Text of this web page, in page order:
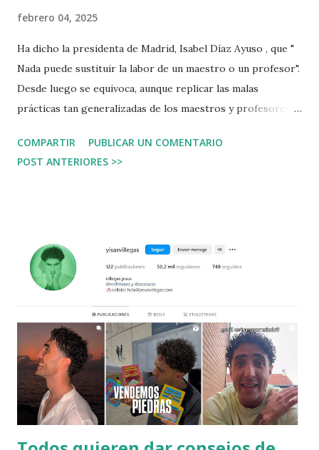
febrero 04, 2025
Ha dicho la presidenta de Madrid, Isabel Díaz Ayuso , que "
Nada puede sustituir la labor de un maestro o un profesor".
Desde luego se equivoca, aunque replicar las malas
prácticas tan generalizadas de los maestros y profesores
creamos robots para enseñar, dudo que los hagamos con
"mala leche", que si el estudiante se queja entonces lo
una respuesta toda como mala si el estudiante olvidó un
acento... en fin. Al final va a tener razón la presidenta, nada
puede sustituir a un maestro. ¿Todos son iguales? Por
supuesto que no, pero desde luego no hacen nada para
mejorar el sistema. Son muy similares a los partidos
políticos, cuando un padre intenta entender una calificación
mal dada, hacen piña para demostrar que es el padre quien
se equivo...
COMPARTIR
PUBLICAR UN COMENTARIO
POST ANTERIORES >>